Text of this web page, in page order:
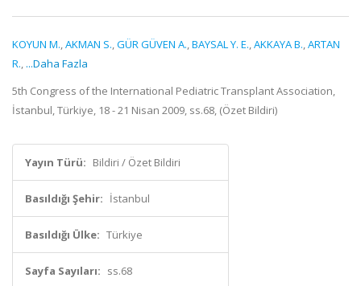
KOYUN M.,AKMAN S.,GÜR GÜVEN A.,BAYSAL Y. E.,AKKAYA B.,ARTAN
R., ...Daha Fazla
5th Congress of the International Pediatric Transplant Association,
İstanbul, Türkiye, 18 - 21 Nisan 2009, ss.68, (Özet Bildiri)
Yayın Türü: Bildiri / Özet Bildiri
Basıldığı Şehir: İstanbul
Basıldığı Ülke: Türkiye
Sayfa Sayıları: ss.68